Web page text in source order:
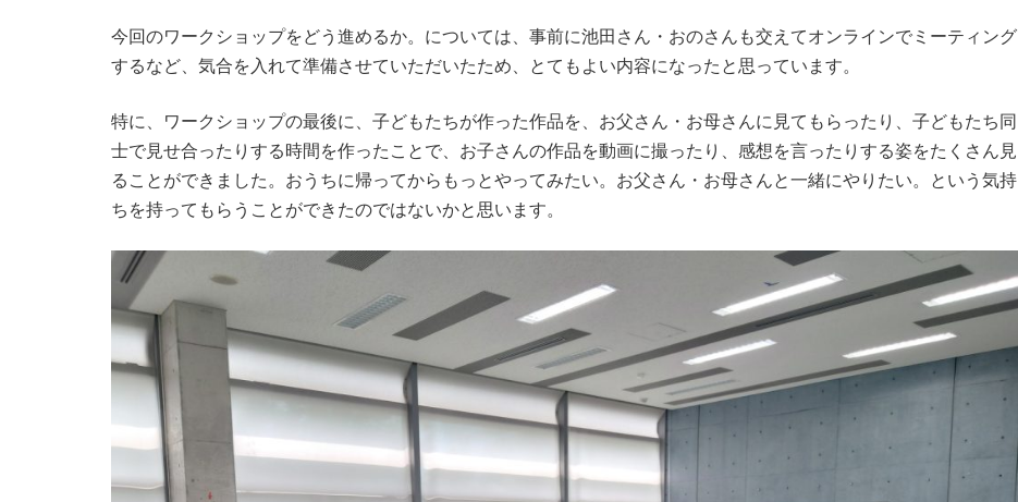
今回のワークショップをどう進めるか。については、事前に池田さん・おのさんも交えてオンラインでミーティング
するなど、気合を入れて準備させていただいたため、とてもよい内容になったと思っています。
特に、ワークショップの最後に、子どもたちが作った作品を、お父さん・お母さんに見てもらったり、子どもたち同
士で見せ合ったりする時間を作ったことで、お子さんの作品を動画に撮ったり、感想を言ったりする姿をたくさん見
ることができました。おうちに帰ってからもっとやってみたい。お父さん・お母さんと一緒にやりたい。という気持
ちを持ってもらうことができたのではないかと思います。